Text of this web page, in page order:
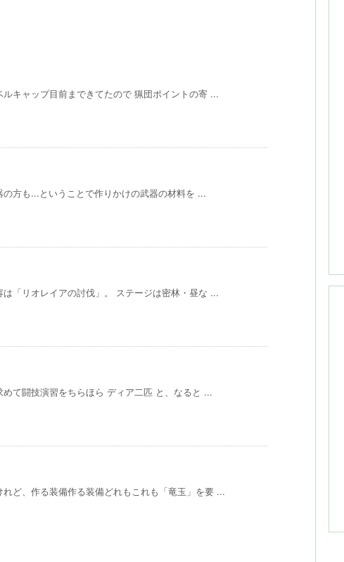
キャップ目前まできてたので 猟団ポイントの寄 ...
方も...ということで作りかけの武器の材料を ...
「リオレイアの討伐」。 ステージは密林・昼な ...
て闘技演習をちらほら ディア二匹 と、なると ...
ど、作る装備作る装備どれもこれも「竜玉」を要 ...